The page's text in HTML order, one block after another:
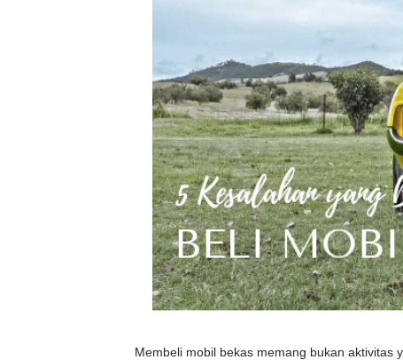
Membeli mobil bekas memang bukan aktivitas